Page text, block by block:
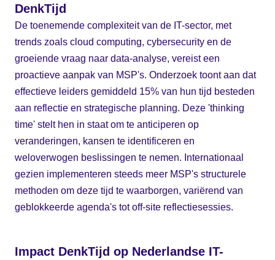
DenkTijd
De toenemende complexiteit van de IT-sector, met
trends zoals cloud computing, cybersecurity en de
groeiende vraag naar data-analyse, vereist een
proactieve aanpak van MSP's. Onderzoek toont aan dat
effectieve leiders gemiddeld 15% van hun tijd besteden
aan reflectie en strategische planning. Deze 'thinking
time' stelt hen in staat om te anticiperen op
veranderingen, kansen te identificeren en
weloverwogen beslissingen te nemen. Internationaal
gezien implementeren steeds meer MSP's structurele
methoden om deze tijd te waarborgen, variërend van
geblokkeerde agenda's tot off-site reflectiesessies.
Impact DenkTijd op Nederlandse IT-